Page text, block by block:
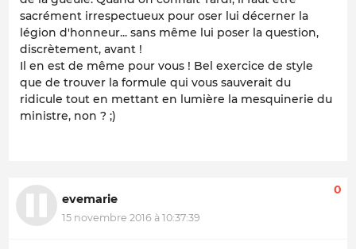
sacrément irrespectueux pour oser lui décerner la
légion d'honneur... sans même lui poser la question,
discrètement, avant !
Il en est de même pour vous ! Bel exercice de style
que de trouver la formule qui vous sauverait du
ridicule tout en mettant en lumière la mesquinerie du
ministre, non ? ;)
evemarie
15 novembre 2016 à 10:37:39
0